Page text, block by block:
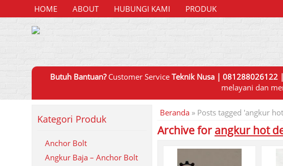
HOME ABOUT HUBUNGI KAMI
PRODUK
Butuh Bantuan?Customer Service Teknik Nusa | 081288026122 |
melayani dan
Beranda » Posts tagged 'angkur
Archive forangkur hot
Kategori Produk
Anchor Bolt
Angkur Baja – Anchor Bolt